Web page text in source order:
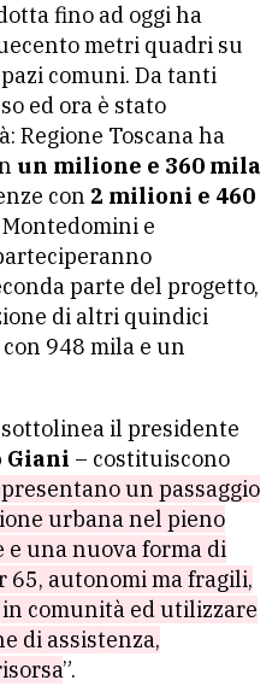
fino ad oggi ha
metri quadri su
comuni. Da tanti
ed ora è stato
Toscana ha
un milione e 360 mila
con 2 milioni e 460
e
parte del progetto,
di altri quindici
948 mila e un
il presidente
Giani – costituiscono
un passaggio
urbana nel pieno
una nuova forma di
65, autonomi ma fragili,
comunità ed utilizzare
di assistenza,
”.